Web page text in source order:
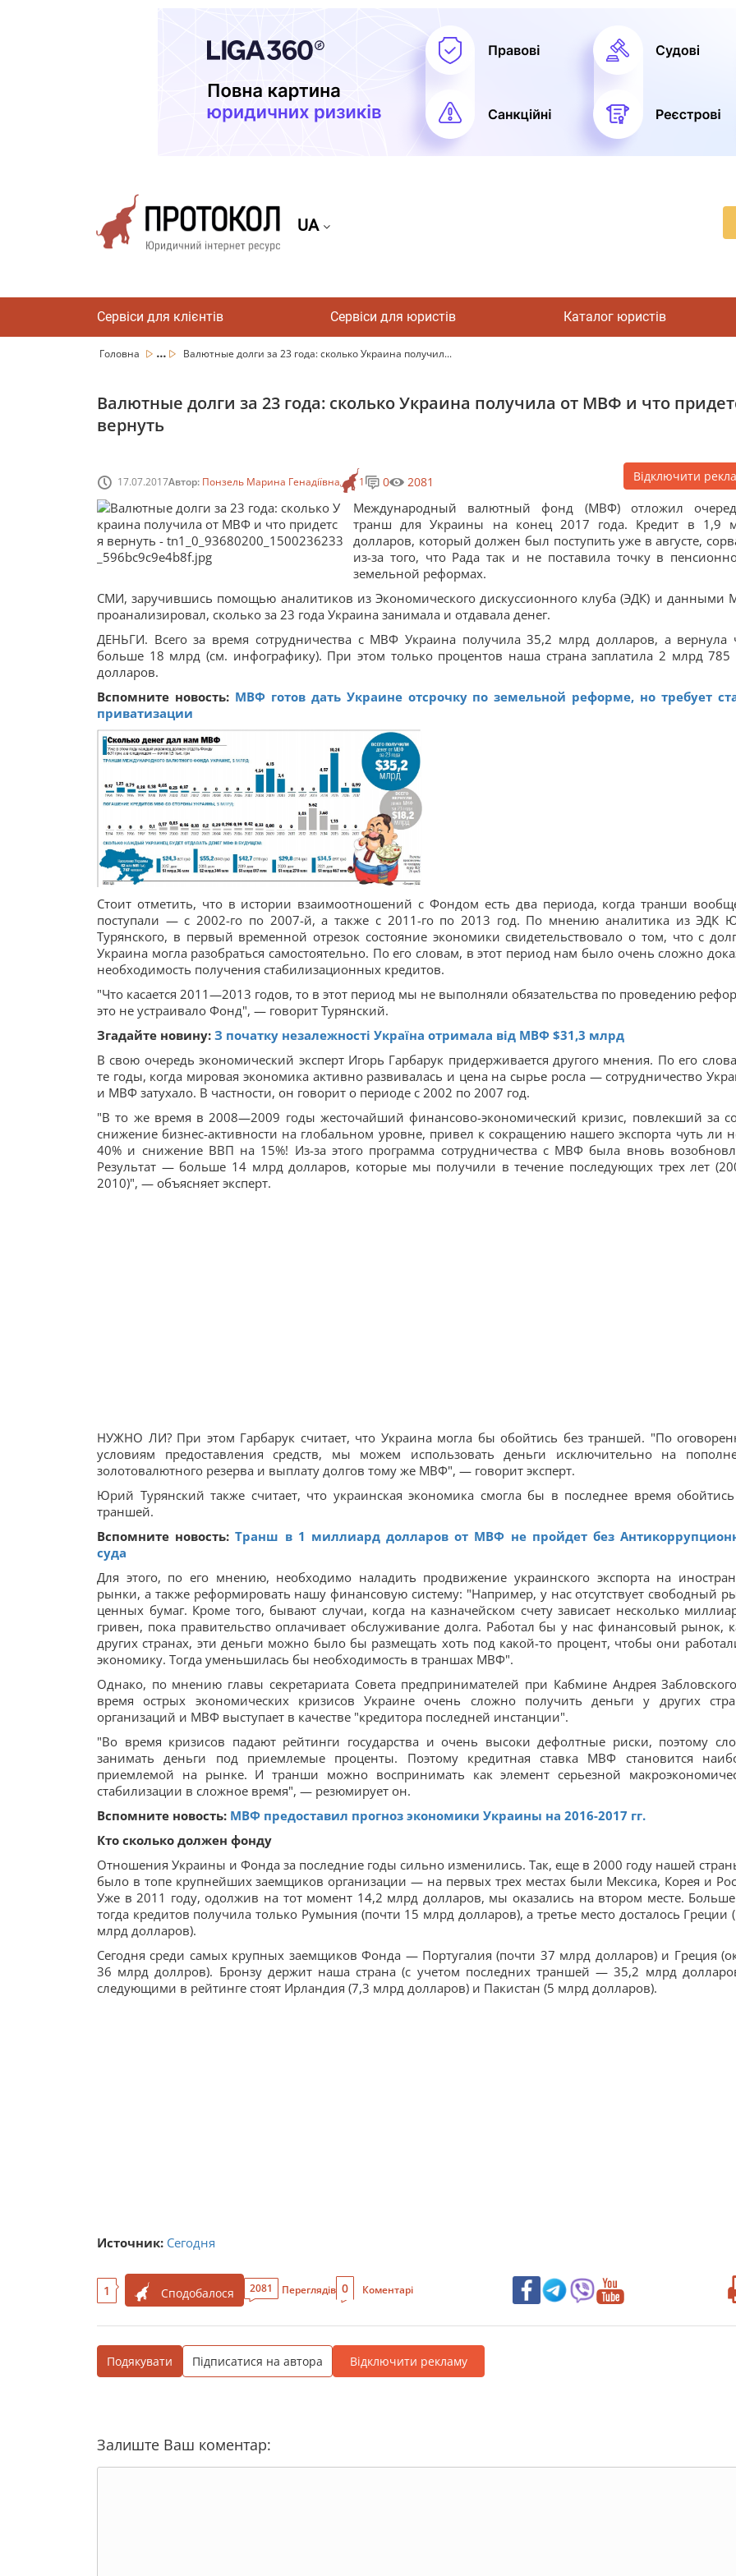
UA
Сервіси для клієнтів Сервіси для юристів Каталог юристів
Головна ... Валютные долги за 23 года: сколько Украина получил...
Валютные долги за 23 года: сколько Украина получила от МВФ и что
вернуть
17.07.2017Автор: Понзель Марина Генадіївна 1 0 2081 Відключити
Международный валютный фонд (МВФ) отложил
транш для Украины на конец 2017 года. Кредит в 1,9
долларов, который должен был поступить уже в августе,
из-за того, что Рада так и не поставила точку в
земельной реформах.
СМИ, заручившись помощью аналитиков из Экономического дискуссионного клуба (ЭДК) и данными
проанализировал, сколько за 23 года Украина занимала и отдавала денег.
ДЕНЬГИ. Всего за время сотрудничества с МВФ Украина получила 35,2 млрд долларов, а вернула
больше 18 млрд (см. инфографику). При этом только процентов наша страна заплатила 2 млрд
долларов.
Вспомните новость: МВФ готов дать Украине отсрочку по земельной реформе, но требует
приватизации
Стоит отметить, что в истории взаимоотношений с Фондом есть два периода, когда транши
поступали — с 2002-го по 2007-й, а также с 2011-го по 2013 год. По мнению аналитика из ЭДК
Турянского, в первый временной отрезок состояние экономики свидетельствовало о том, что с
Украина могла разобраться самостоятельно. По его словам, в этот период нам было очень сложно
необходимость получения стабилизационных кредитов.
"Что касается 2011—2013 годов, то в этот период мы не выполняли обязательства по проведению
это не устраивало Фонд", — говорит Турянский.
Згадайте новину: З початку незалежності Україна отримала від МВФ $31,3 млрд
В свою очередь экономический эксперт Игорь Гарбарук придерживается другого мнения. По его
те годы, когда мировая экономика активно развивалась и цена на сырье росла — сотрудничество
и МВФ затухало. В частности, он говорит о периоде с 2002 по 2007 год.
"В то же время в 2008—2009 годы жесточайший финансово-экономический кризис, повлекший за
снижение бизнес-активности на глобальном уровне, привел к сокращению нашего экспорта чуть ли
40% и снижение ВВП на 15%! Из-за этого программа сотрудничества с МВФ была вновь
Результат — больше 14 млрд долларов, которые мы получили в течение последующих трех лет
2010)", — объясняет эксперт.
НУЖНО ЛИ? При этом Гарбарук считает, что Украина могла бы обойтись без траншей. "По
условиям предоставления средств, мы можем использовать деньги исключительно на
золотовалютного резерва и выплату долгов тому же МВФ", — говорит эксперт.
Юрий Турянский также считает, что украинская экономика смогла бы в последнее время
траншей.
Вспомните новость:Транш в 1 миллиард долларов от МВФ не пройдет без
суда
Для этого, по его мнению, необходимо наладить продвижение украинского экспорта на
рынки, а также реформировать нашу финансовую систему: "Например, у нас отсутствует свободный
ценных бумаг. Кроме того, бывают случаи, когда на казначейском счету зависает несколько
гривен, пока правительство оплачивает обслуживание долга. Работал бы у нас финансовый рынок,
других странах, эти деньги можно было бы размещать хоть под какой-то процент, чтобы они
экономику. Тогда уменьшилась бы необходимость в траншах МВФ".
Однако, по мнению главы секретариата Совета предпринимателей при Кабмине Андрея
время острых экономических кризисов Украине очень сложно получить деньги у других
организаций и МВФ выступает в качестве "кредитора последней инстанции".
"Во время кризисов падают рейтинги государства и очень высоки дефолтные риски, поэтому
занимать деньги под приемлемые проценты. Поэтому кредитная ставка МВФ становится
приемлемой на рынке. И транши можно воспринимать как элемент серьезной
стабилизации в сложное время", — резюмирует он.
Вспомните новость: МВФ предоставил прогноз экономики Украины на 2016-2017 гг.
Кто сколько должен фонду
Отношения Украины и Фонда за последние годы сильно изменились. Так, еще в 2000 году нашей
было в топе крупнейших заемщиков организации — на первых трех местах были Мексика, Корея и
Уже в 2011 году, одолжив на тот момент 14,2 млрд долларов, мы оказались на втором месте.
тогда кредитов получила только Румыния (почти 15 млрд долларов), а третье место досталось Греции
млрд долларов).
Сегодня среди самых крупных заемщиков Фонда — Португалия (почти 37 млрд долларов) и Греция
36 млрд доллров). Бронзу держит наша страна (с учетом последних траншей — 35,2 млрд
следующими в рейтинге стоят Ирландия (7,3 млрд долларов) и Пакистан (5 млрд долларов).
Источник: Сегодня
1 Сподобалося 2081 Переглядів 0 Коментарі
Подякувати Підписатися на автора Відключити рекламу
Залиште Ваш коментар: